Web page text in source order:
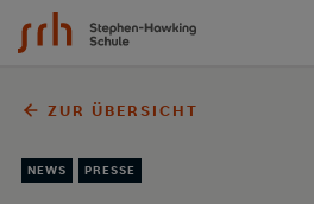
Zum Inhalt springen
ZUR ÜBERSICHT
NEWS PRESSE